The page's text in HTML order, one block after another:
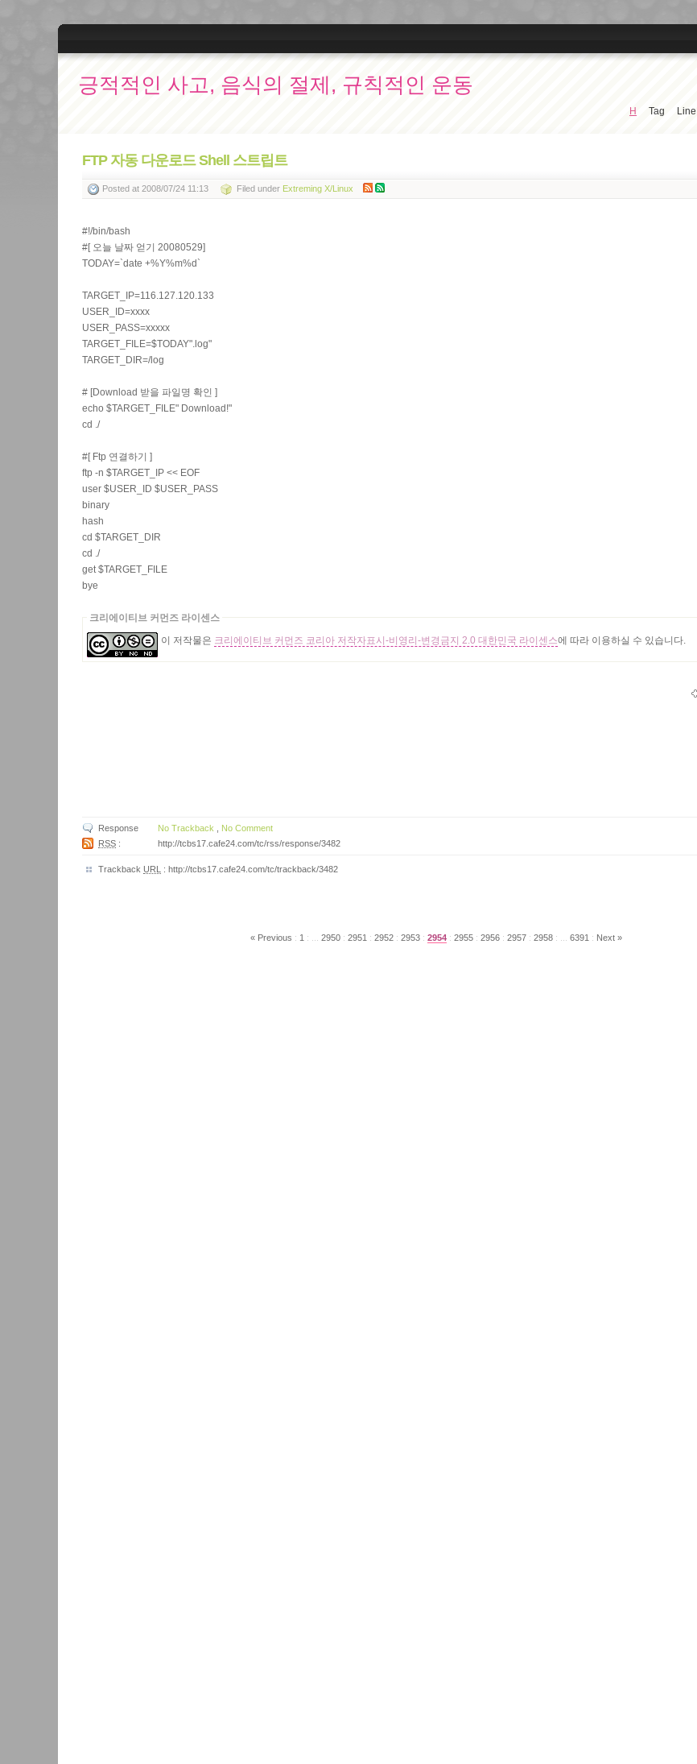
긍적적인 사고, 음식의 절제, 규칙적인 운동
H Tag Line
FTP 자동 다운로드 Shell 스트립트
Posted at 2008/07/24 11:13 Filed under Extreming X/Linux
#!/bin/bash
#[ 오늘 날짜 얻기 20080529]
TODAY=`date +%Y%m%d`
TARGET_IP=116.127.120.133
USER_ID=xxxx
USER_PASS=xxxxx
TARGET_FILE=$TODAY".log"
TARGET_DIR=/log
# [Download 받을 파일명 확인 ]
echo $TARGET_FILE" Download!"
cd ./
#[ Ftp 연결하기 ]
ftp -n $TARGET_IP << EOF
user $USER_ID $USER_PASS
binary
hash
cd $TARGET_DIR
cd ./
get $TARGET_FILE
bye
크리에이티브 커먼즈 라이센스
이 저작물은 크리에이티브 커먼즈 코리아 저작자표시-비영리-변경금지 2.0 대한민국 라이센스에 따라 이용하실 수 있습니다.
Response No Trackback
No Comment
RSS : http://tcbs17.cafe24.com/tc/rss/response/3482
Trackback URL : http://tcbs17.cafe24.com/tc/trackback/3482
« Previous : 1 : 2950 : 2951 : 2952 : 2953 : 2954 : 2955 : 2956 : 2957 : 2958 : 6391 : Next »